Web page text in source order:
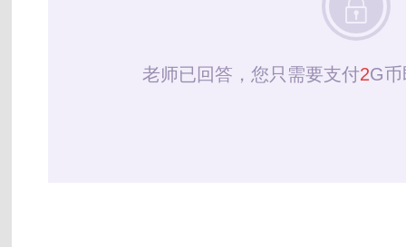
老师已回答，您只需要支付2G